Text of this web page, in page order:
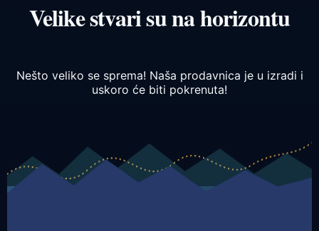
Velike stvari su na horizontu
Nešto veliko se sprema! Naša prodavnica je u izradi i
uskoro će biti pokrenuta!